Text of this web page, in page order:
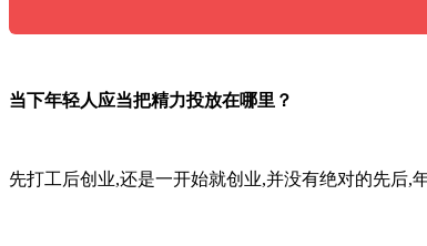
当下年轻人应当把精力投放在哪里？
先打工后创业,还是一开始就创业,并没有绝对的先后,